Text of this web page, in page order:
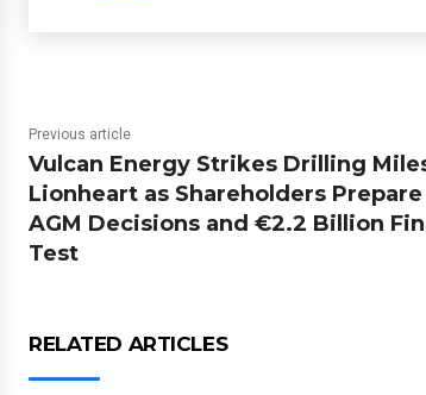
Previous article
Vulcan Energy Strikes Drilling
Lionheart as Shareholders
AGM Decisions and €2.2 Billion
Test
RELATED ARTICLES